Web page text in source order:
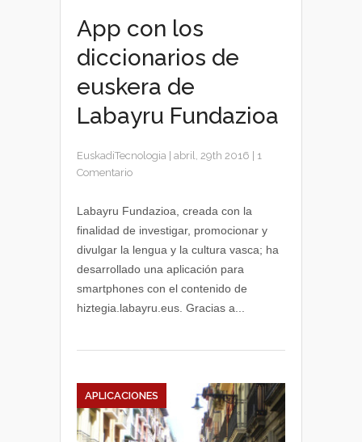
App con los
diccionarios de
euskera de
Labayru Fundazioa
EuskadiTecnologia abril, 29th 2016
1
Comentario
Labayru Fundazioa, creada con la
finalidad de investigar, promocionar y
divulgar la lengua y la cultura vasca; ha
desarrollado una aplicación para
smartphones con el contenido de
hiztegia.labayru.eus. Gracias a...
APLICACIONES